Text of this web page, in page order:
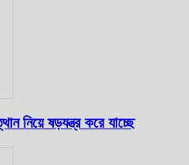
নিয়ে ষড়যন্ত্র করে যাচ্ছে